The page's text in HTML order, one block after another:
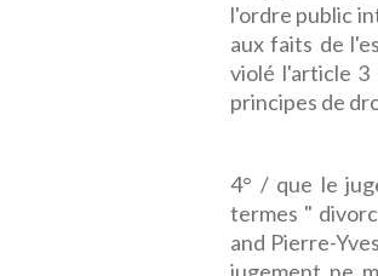
l'ordre public
aux faits de
violé l'article 3
principes de
4° / que le
termes "
and Pierre-